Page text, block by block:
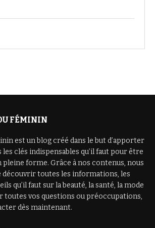
FÉMININ
est un blog créé dans le but d’apporter
clés indispensables qu’il faut pour être
forme. Grâce à nos contenus, nous
découvrir toutes les informations, les
qu’il faut sur la beauté, la santé, la mode
toutes vos questions ou préoccupations,
dès maintenant.